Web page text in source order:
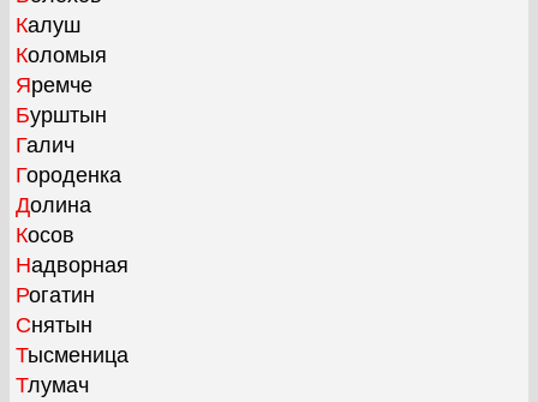
Калуш
Коломыя
Яремче
Бурштын
Галич
Городенка
Долина
Косов
Надворная
Рогатин
Снятын
Тысменица
Тлумач